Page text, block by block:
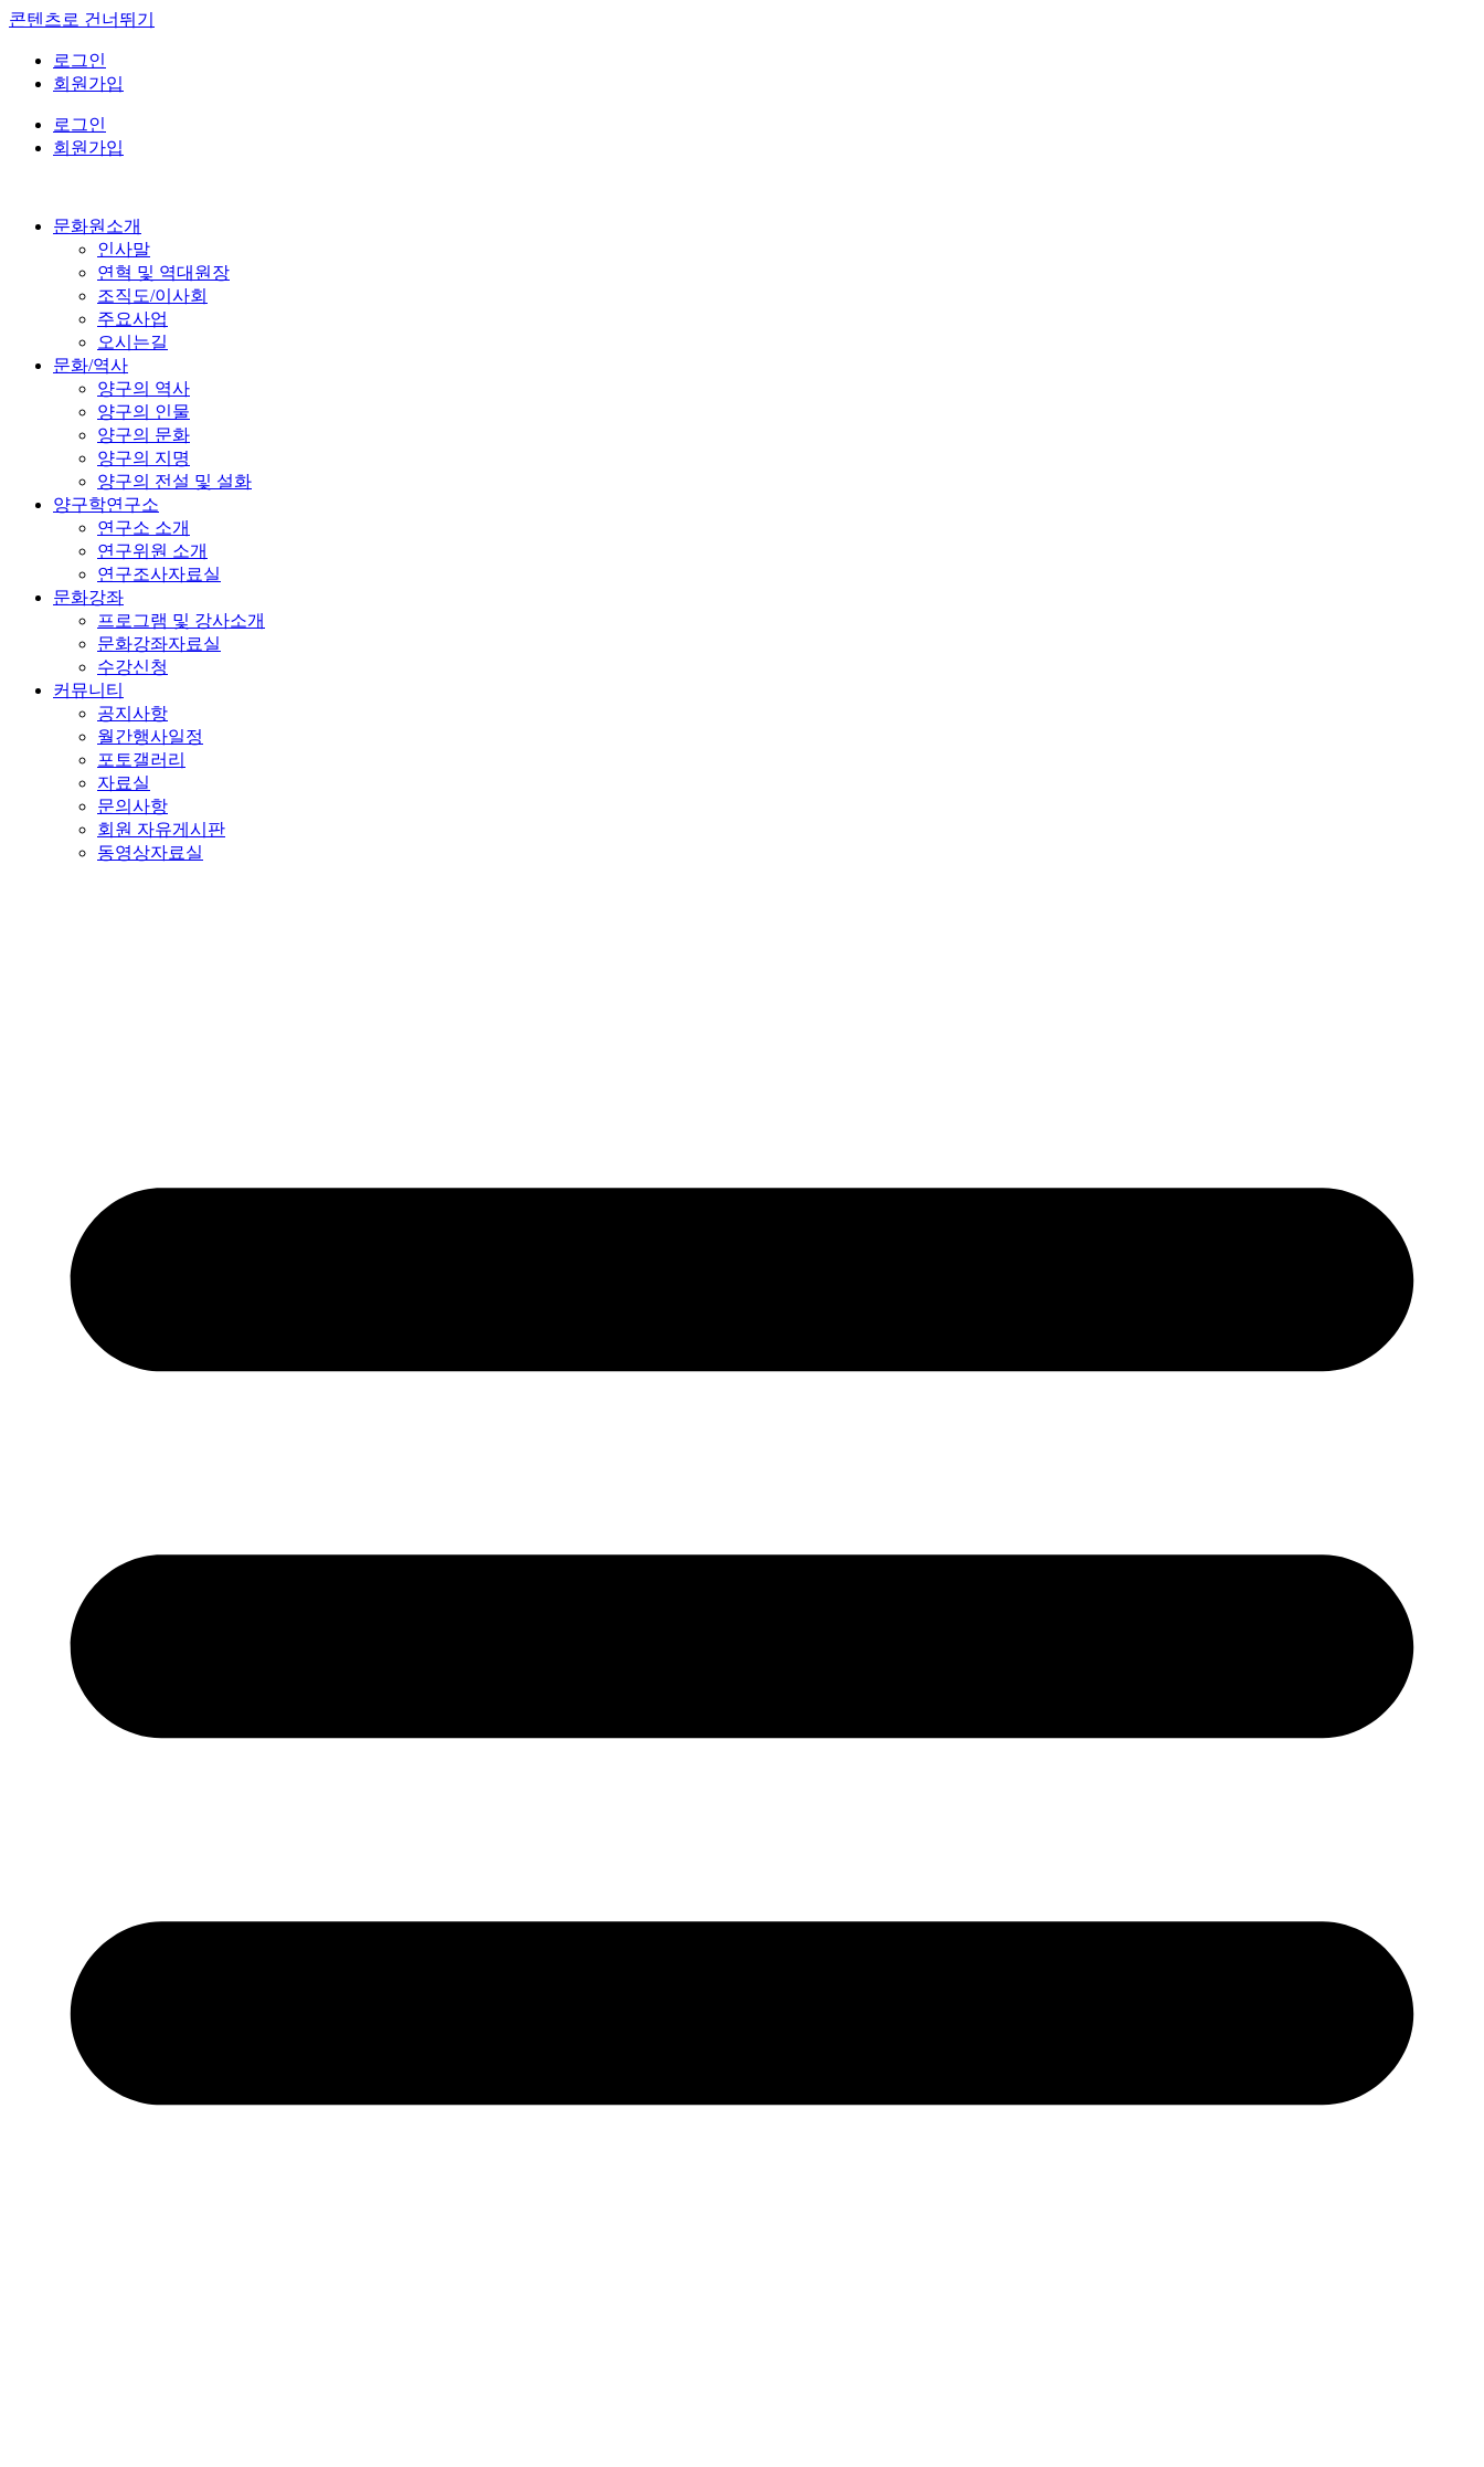
콘텐츠로 건너뛰기
로그인
회원가입
로그인
회원가입
문화원소개
인사말
연혁 및 역대원장
조직도/이사회
주요사업
오시는길
문화/역사
양구의 역사
양구의 인물
양구의 문화
양구의 지명
양구의 전설 및 설화
양구학연구소
연구소 소개
연구위원 소개
연구조사자료실
문화강좌
프로그램 및 강사소개
문화강좌자료실
수강신청
커뮤니티
공지사항
월간행사일정
포토갤러리
자료실
문의사항
회원 자유게시판
동영상자료실